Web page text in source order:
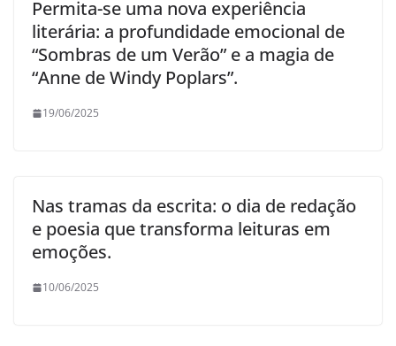
Permita-se uma nova experiência
literária: a profundidade emocional de
“Sombras de um Verão” e a magia de
“Anne de Windy Poplars”.
19/06/2025
Nas tramas da escrita: o dia de redação
e poesia que transforma leituras em
emoções.
10/06/2025